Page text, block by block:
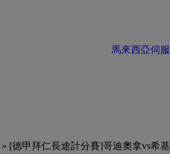
馬來西亞伺
» [德甲拜仁長途計分賽]哥迪奧拿vs希